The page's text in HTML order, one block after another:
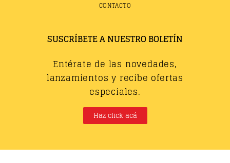
CONTACTO
SUSCRÍBETE A NUESTRO BOLETÍN
Entérate de las novedades,
lanzamientos y recibe ofertas
especiales.
Haz click acá